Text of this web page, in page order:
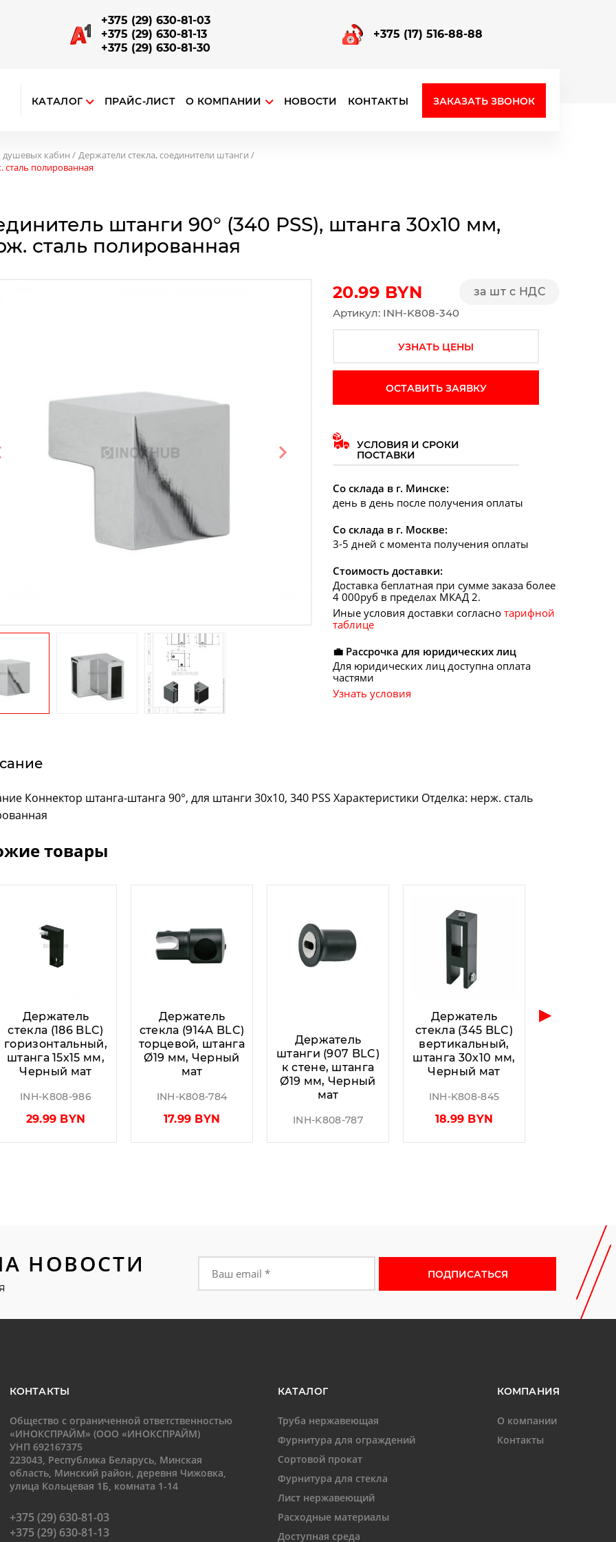
+375 (29) 630-81-03
+375 (29) 630-81-13
+375 (29) 630-81-30
+375 (17) 516-88-88
поиск
КАТАЛОГ ПРАЙС-ЛИСТ О КОМПАНИИ НОВОСТИ КОНТАКТЫ ЗАКАЗАТЬ ЗВОНОК
душевых кабин
Держатели стекла, соединители штанги
сталь полированная
штанги 90° (340 PSS), штанга 30х10 мм,
сталь полированная
слайд Следующий слайд
20.99 BYN
за шт с НДС
Артикул: INH-K808-340
УЗНАТЬ ЦЕНЫ
ОСТАВИТЬ ЗАЯВКУ
УСЛОВИЯ И СРОКИ
ПОСТАВКИ
Со склада в г. Минске:
день в день после получения оплаты
Со склада в г. Москве:
3-5 дней с момента получения оплаты
Стоимость доставки:
Доставка беплатная при сумме заказа более
4 000руб в пределах МКАД 2.
Иные условия доставки согласно тарифной
таблице
💼 Рассрочка для юридических лиц
Для юридических лиц доступна оплата
частями
Узнать условия
Коннектор штанга-штанга 90°, для штанги 30х10, 340 PSS Характеристики Отделка: нерж. сталь
товары
Держатель
стекла (186 BLC)
горизонтальный,
штанга 15х15 мм,
Черный мат
INH-K808-986
29.99 BYN
Держатель
стекла (914А BLC)
торцевой, штанга
Ø19 мм, Черный
мат
INH-K808-784
17.99 BYN
Держатель
штанги (907 BLC)
к стене, штанга
Ø19 мм, Черный
мат
INH-K808-787
Держатель
стекла (345 BLC)
вертикальный,
штанга 30х10 мм,
Черный мат
INH-K808-845
18.99 BYN
▶
НОВОСТИ
Форма подписки на новости
КОНТАКТЫ
Общество с ограниченной ответственностью
«ИНОКСПРАЙМ» (ООО «ИНОКСПРАЙМ)
УНП 692167375
223043, Республика Беларусь, Минская
область, Минский район, деревня Чижовка,
улица Кольцевая 1Б, комната 1-14
+375 (29) 630-81-03
+375 (29) 630-81-13
КАТАЛОГ
Труба нержавеющая
Фурнитура для ограждений
Сортовой прокат
Фурнитура для стекла
Лист нержавеющий
Расходные материалы
Доступная среда
КОМПАНИЯ
О компании
Контакты